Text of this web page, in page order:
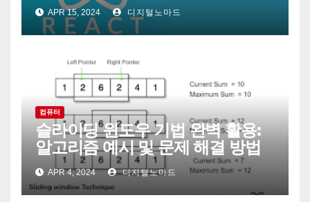
APR 15, 2024 디지털노마드
컴퓨터
슬라이딩 윈도우 기법 완벽 활용:
알고리즘 예시 및 문제 해결 방법
APR 4, 2024 디지털노마드